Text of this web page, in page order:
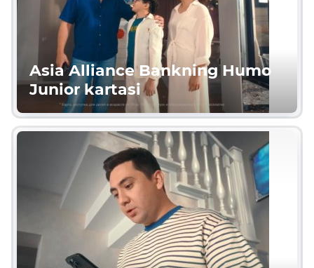
Asia Alliance Bankning Humo
Junior kartasi